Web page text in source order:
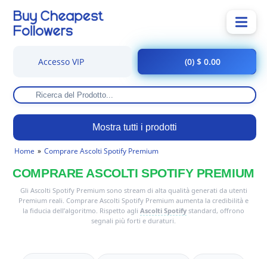
Mostra tutti i prodotti
Accesso VIP (0) $ 0.00
Home Comprare Ascolti Spotify Premium
COMPRARE ASCOLTI SPOTIFY PREMIUM
Gli Ascolti Spotify Premium sono stream di alta qualità generati da utenti
Premium reali. Comprare Ascolti Spotify Premium aumenta la credibilità e
la fiducia dell’algoritmo. Rispetto agli Ascolti Spotify standard, offrono
segnali più forti e duraturi.